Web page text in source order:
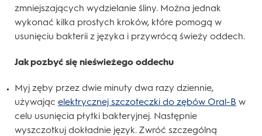
zmniejszających wydzielanie śliny. Można jednak
wykonać kilka prostych kroków, które pomogą w
usunięciu bakterii z języka i przywrócą świeży oddech.
Jak pozbyć się nieświeżego oddechu
Myj zęby przez dwie minuty dwa razy dziennie,
używając elektrycznej szczoteczki do zębów Oral-B w
celu usunięcia płytki bakteryjnej. Następnie
wyszczotkuj dokładnie język. Zwróć szczególną